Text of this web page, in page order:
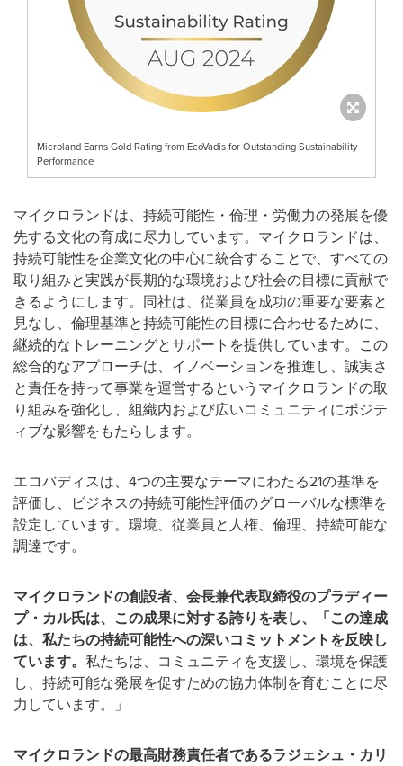
Microland Earns Gold Rating from EcoVadis for Outstanding Sustainability
Performance
マイクロランドは、持続可能性・倫理・労働力の発展を優
先する文化の育成に尽力しています。マイクロランドは、
持続可能性を企業文化の中心に統合することで、すべての
取り組みと実践が長期的な環境および社会の目標に貢献で
きるようにします。同社は、従業員を成功の重要な要素と
見なし、倫理基準と持続可能性の目標に合わせるために、
継続的なトレーニングとサポートを提供しています。この
総合的なアプローチは、イノベーションを推進し、誠実さ
と責任を持って事業を運営するというマイクロランドの取
り組みを強化し、組織内および広いコミュニティにポジテ
ィブな影響をもたらします。
エコバディスは、4つの主要なテーマにわたる21の基準を
評価し、ビジネスの持続可能性評価のグローバルな標準を
設定しています。環境、従業員と人権、倫理、持続可能な
調達です。
マイクロランドの創設者、会長兼代表取締役のプラディー
プ・カル氏は、この成果に対する誇りを表し、「この達成
は、私たちの持続可能性への深いコミットメントを反映し
ています。 私たちは、コミュニティを支援し、環境を保護
し、持続可能な発展を促すための協力体制を育むことに尽
力しています。」
マイクロランドの最高財務責任者であるラジェシュ・カリ